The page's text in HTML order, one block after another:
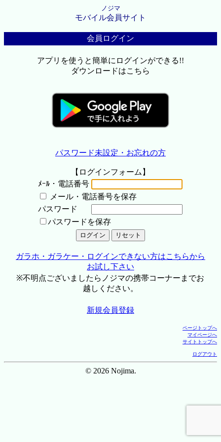
ノジマ
モバイル会員サイト
会員ログイン
アプリを使うと簡単にログインができる!!
ダウンロードはこちら
パスワード未設定・お忘れの方
【ログインフォーム】
ﾒｰﾙ・電話番号
メール・電話番号を保存
パスワード
パスワードを保存
ガラホ・ガラケー・ログインできない方はこちらから
お試し下さい
※不明点ございましたらノジマの携帯コーナーまでお
越しください。
新規会員登録
ページトップへ
マイページへ
サイトトップへ
ログアウト
© 2026 Nojima.